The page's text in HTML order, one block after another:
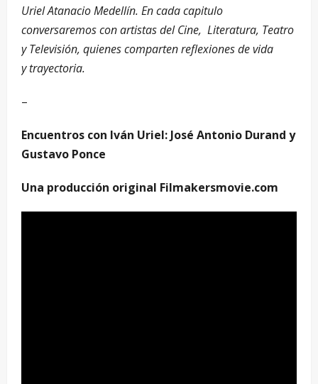
Uriel Atanacio Medellín. En cada capitulo
conversaremos con artistas del Cine, Literatura, Teatro
y Televisión, quienes comparten reflexiones de vida
y trayectoria.
–
Encuentros con Iván Uriel: José Antonio Durand y
Gustavo Ponce
Una producción original Filmakersmovie.com